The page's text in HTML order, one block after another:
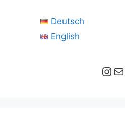
Deutsch
English
Instagram E-Mail